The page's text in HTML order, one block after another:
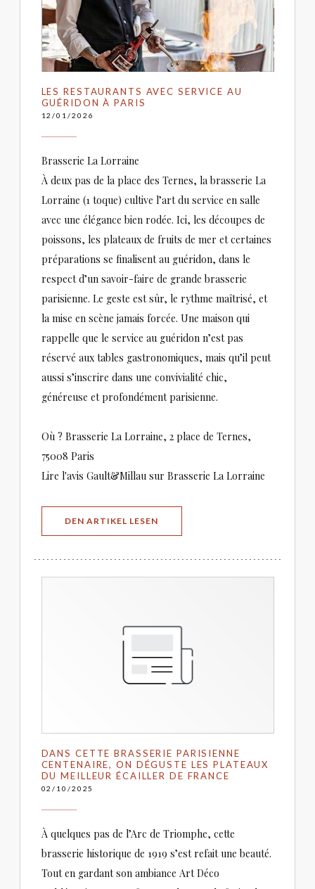
LES RESTAURANTS AVEC SERVICE AU
GUÉRIDON À PARIS
12/01/2026
Brasserie La Lorraine
À deux pas de la place des Ternes, la brasserie La
Lorraine (1 toque) cultive l’art du service en salle
avec une élégance bien rodée. Ici, les découpes de
poissons, les plateaux de fruits de mer et certaines
préparations se finalisent au guéridon, dans le
respect d’un savoir-faire de grande brasserie
parisienne. Le geste est sûr, le rythme maîtrisé, et
la mise en scène jamais forcée. Une maison qui
rappelle que le service au guéridon n’est pas
réservé aux tables gastronomiques, mais qu’il peut
aussi s’inscrire dans une convivialité chic,
généreuse et profondément parisienne.
Où ? Brasserie La Lorraine, 2 place de Ternes,
75008 Paris
Lire l'avis Gault&Millau sur Brasserie La Lorraine
DEN ARTIKEL LESEN
DANS CETTE BRASSERIE PARISIENNE
CENTENAIRE, ON DÉGUSTE LES PLATEAUX
DU MEILLEUR ÉCAILLER DE FRANCE
02/10/2025
À quelques pas de l’Arc de Triomphe, cette
brasserie historique de 1919 s’est refait une beauté.
Tout en gardant son ambiance Art Déco